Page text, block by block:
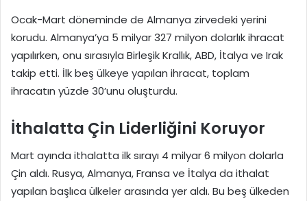
Ocak-Mart döneminde de Almanya zirvedeki yerini
korudu. Almanya’ya 5 milyar 327 milyon dolarlık ihracat
yapılırken, onu sırasıyla Birleşik Krallık, ABD, İtalya ve Irak
takip etti. İlk beş ülkeye yapılan ihracat, toplam
ihracatın yüzde 30’unu oluşturdu.
İthalatta Çin Liderliğini Koruyor
Mart ayında ithalatta ilk sırayı 4 milyar 6 milyon dolarla
Çin aldı. Rusya, Almanya, Fransa ve İtalya da ithalat
yapılan başlıca ülkeler arasında yer aldı. Bu beş ülkeden